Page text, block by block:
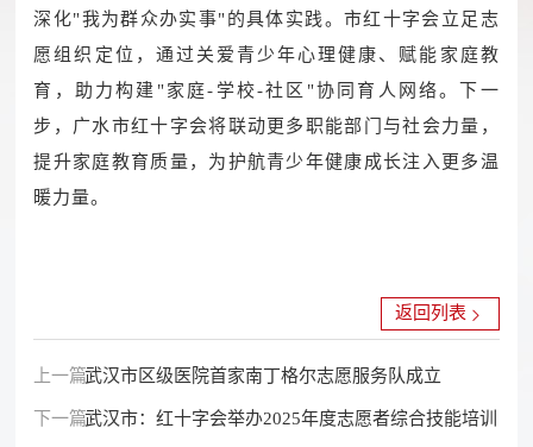
深化"我为群众办实事"的具体实践。市红十字会立足志
愿组织定位，通过关爱青少年心理健康、赋能家庭教
育，助力构建"家庭-学校-社区"协同育人网络。下一
步，广水市红十字会将联动更多职能部门与社会力量，
提升家庭教育质量，为护航青少年健康成长注入更多温
暖力量。
上一篇：武汉市区级医院首家南丁格尔志愿服务队成立
下一篇：武汉市：红十字会举办2025年度志愿者综合技能培训
返回列表